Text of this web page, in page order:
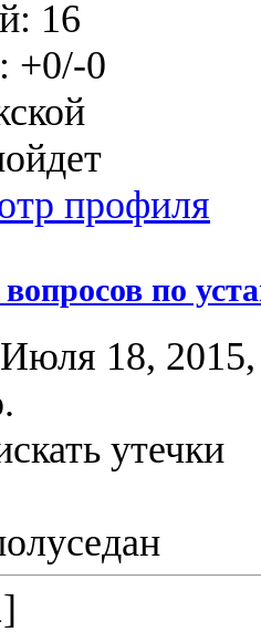
16
+0/-0
по
Июля 18,
утечки
]